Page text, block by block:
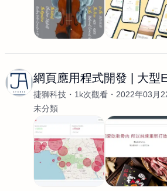
網頁應用程式開發 | 大型
捷獅科技 1k次觀看
2022年03月
未分類